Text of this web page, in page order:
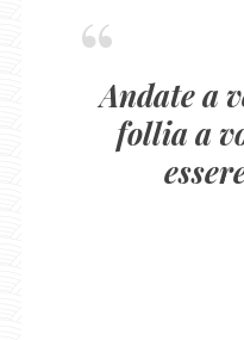
Andate a
follia a